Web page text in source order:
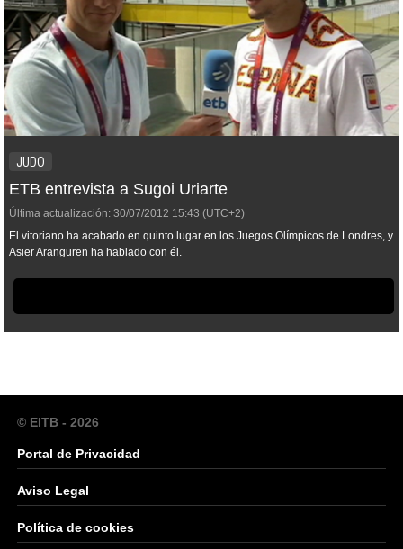
JUDO
ETB entrevista a Sugoi Uriarte
Última actualización: 30/07/2012 15:43 (UTC+2)
El vitoriano ha acabado en quinto lugar en los Juegos Olímpicos de Londres, y
Asier Aranguren ha hablado con él.
© EITB - 2026
Portal de Privacidad
Aviso Legal
Política de cookies